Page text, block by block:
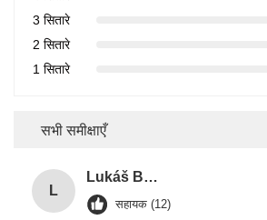
3 सितारे
2 सितारे
1 सितारे
सभी समीक्षाएँ
L
Lukáš Burda
सहायक (12)